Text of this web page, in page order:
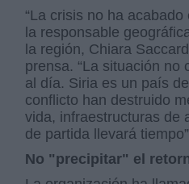
“La crisis no ha
la responsable
la región, Chiara
prensa. “La situación no
al día. Siria es un país
conflicto han destruido
vida, infraestructuras de
de partida llevará
No "precipitar" el